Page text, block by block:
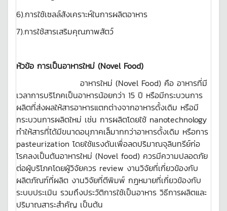
6).การใช้เซลล์สังเคราะห์ในการผลิตอาหาร
7).การใช้สารเสริมคุณภาพสัตว์
หัวข้อ การเป็นอาหารใหม่ (Novel Food)
อาหารใหม่ (Novel Food) คือ อาหารที่มี
เวลาการบริโภคเป็นอาหารน้อยกว่า 15 ปี หรือมีกระบวนการ
ผลิตที่ส่งผลให้สารอาหารแตกต่างจากอาหารดั้งเดิม หรือมี
กระบวนการผลิตใหม่ เช่น การผลิตโดยใช้ nanotechnology
ทำให้สารที่ได้มีขนาดอนุภาคเล็มากกว่าอาหารดั้งเดิม หรือการ
pasteurization โดยใช้แรงดันเพื่อลดปริมาณจุลินทรีย์ก่อ
โรคลงเป็นต้นอาหารใหม่ (Novel food) ควรมีความปลอดภัย
ต่อผู้บริโภคโดยผู้วิจัยควร review งานวิจัยที่เกี่ยวข้องกับ
ผลิตภัณฑ์ที่ผลิต งานวิจัยที่ตีพิมพ์ กฎหมายที่เกี่ยวข้องกับ
ระบบประเมิน รวมถึงประวัติการใช้เป็นอาหาร วิธีการผลิตและ
ปริมาณสาระสำคัญ เป็นต้น